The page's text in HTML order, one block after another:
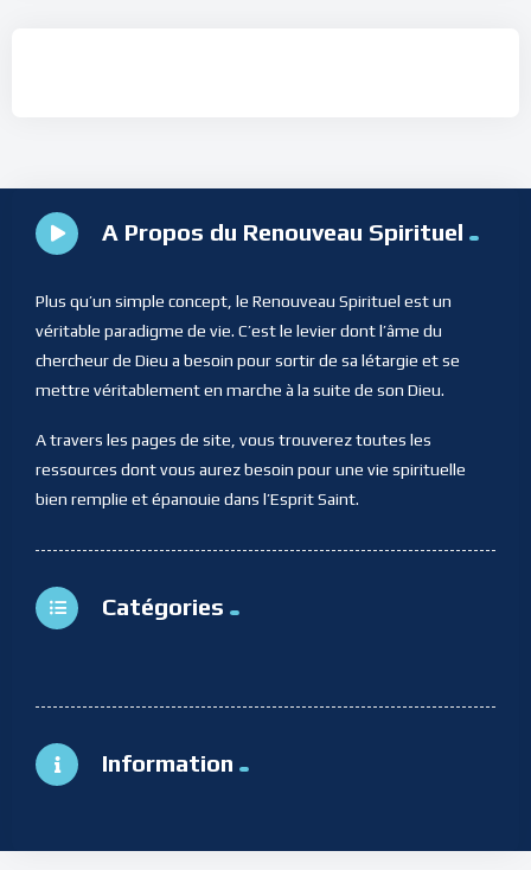
A Propos du Renouveau Spirituel
Plus qu’un simple concept, le Renouveau Spirituel est un
véritable paradigme de vie. C’est le levier dont l’âme du
chercheur de Dieu a besoin pour sortir de sa létargie et se
mettre véritablement en marche à la suite de son Dieu.
A travers les pages de site, vous trouverez toutes les
ressources dont vous aurez besoin pour une vie spirituelle
bien remplie et épanouie dans l’Esprit Saint.
Catégories
Information